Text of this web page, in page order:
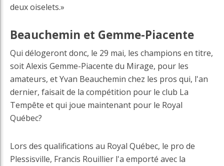
deux oiselets.»
Beauchemin et Gemme-Piacente
Qui délogeront donc, le 29 mai, les champions en titre,
soit Alexis Gemme-Piacente du Mirage, pour les
amateurs, et Yvan Beauchemin chez les pros qui, l'an
dernier, faisait de la compétition pour le club La
Tempête et qui joue maintenant pour le Royal
Québec?
Lors des qualifications au Royal Québec, le pro de
Plessisville, Francis Rouillier l'a emporté avec la